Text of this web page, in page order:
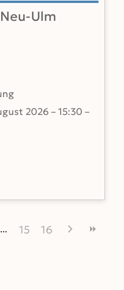
Ulm
2026 – 15:30 –
15 16